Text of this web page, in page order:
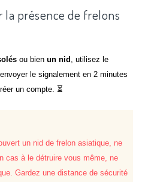
la présence de frelons
ou bienun nid , utilisez le
le signalement en 2 minutes
un compte. ⏳
un nid de frelon asiatique, ne
cas à le détruire vous même, ne
Gardez une distance de sécurité